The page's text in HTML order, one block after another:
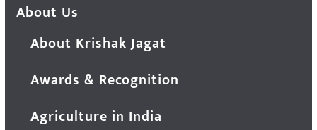
About Us
About Krishak Jagat
Awards & Recognition
Agriculture in India